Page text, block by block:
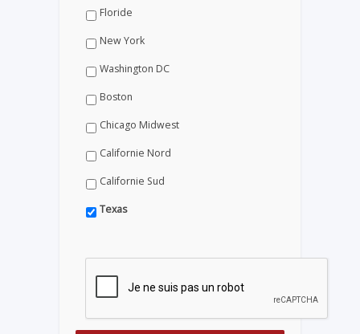
Floride
New York
Washington DC
Boston
Chicago Midwest
Californie Nord
Californie Sud
Texas